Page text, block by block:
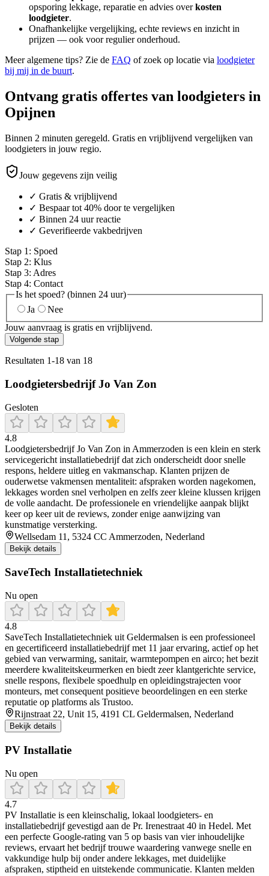
opsporing lekkage, reparatie en advies overkosten
loodgieter.
Onafhankelijke vergelijking, echte reviews en inzicht in
prijzen — ook voor regulier onderhoud.
Meer algemene tips? Zie de FAQ of zoek op locatie via loodgieter
bij mij in de buurt.
Ontvang gratis offertes van loodgieters in
Opijnen
Binnen 2 minuten geregeld. Gratis en vrijblijvend vergelijken van
loodgieters in jouw regio.
Jouw gegevens zijn veilig
✓ Gratis & vrijblijvend
✓ Bespaar tot 40% door te vergelijken
✓ Binnen 24 uur reactie
✓ Geverifieerde vakbedrijven
Stap 1 : Spoed
Stap 2: Klus
Stap 3: Adres
Stap 4: Contact
Is het spoed? (binnen 24 uur)
Ja
Nee
Jouw aanvraag is gratis en vrijblijvend.
Volgende stap
Resultaten 1-18 van 18
Loodgietersbedrijf Jo Van Zon
Gesloten
4.8
Loodgietersbedrijf Jo Van Zon in Ammerzoden is een klein en sterk
servicegericht installatiebedrijf dat zich onderscheidt door snelle
respons, heldere uitleg en vakmanschap. Klanten prijzen de
ouderwetse vakmensen mentaliteit: afspraken worden nagekomen,
lekkages worden snel verholpen en zelfs zeer kleine klussen krijgen
de volle aandacht. De professionele en vriendelijke aanpak blijkt
keer op keer uit de reviews, zonder enige aanwijzing van
kunstmatige versterking.
Wellsedam 11, 5324 CC Ammerzoden, Nederland
Bekijk details
SaveTech Installatietechniek
Nu open
4.8
SaveTech Installatietechniek uit Geldermalsen is een professioneel
en gecertificeerd installatiebedrijf met 11 jaar ervaring, actief op het
gebied van verwarming, sanitair, warmtepompen en airco; het bezit
meerdere kwaliteitskeurmerken en biedt zeer klantgerichte service,
snelle respons, flexibele spoedhulp en opleidingstrajecten voor
monteurs, met consequent positieve beoordelingen en een sterke
reputatie op platforms als Trustoo.
Rijnstraat 22, Unit 15, 4191 CL Geldermalsen, Nederland
Bekijk details
PV Installatie
Nu open
4.7
PV Installatie is een kleinschalig, lokaal loodgieters- en
installatiebedrijf gevestigd aan de Pr. Irenestraat 40 in Hedel. Met
een perfecte Google-rating van 5 op basis van vier inhoudelijke
reviews, ervaart het bedrijf trouwe waardering vanwege snelle en
vakkundige hulp bij onder andere lekkages, met duidelijke
afspraken, stiptheid en uitstekende communicatie. Klanten melden